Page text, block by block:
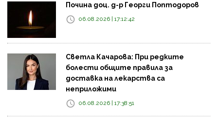
Почина доц. д-р Георги Поптодоров
06.08.2026 | 17:12:42
Светла Качарова: При редките
болести общите правила за
доставка на лекарства са
неприложими
06.08.2026 | 17:38:51